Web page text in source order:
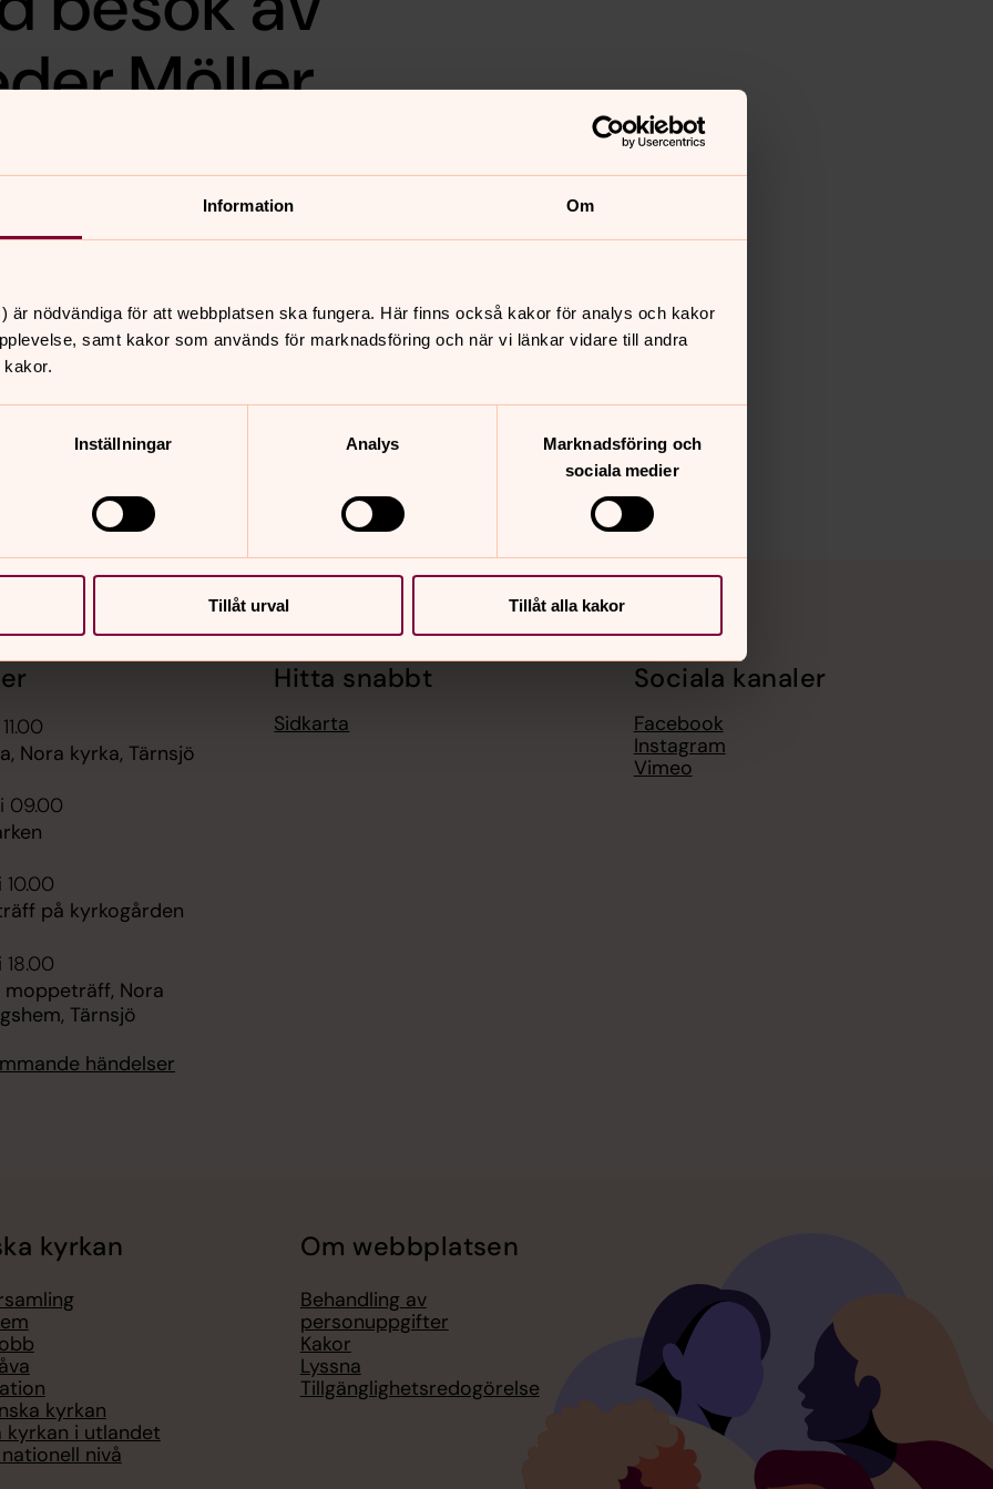
Information Om
är nödvändiga för att webbplatsen ska fungera. Här finns också kakor för analys och kakor
samt kakor som används för marknadsföring och när vi länkar vidare till andra
Inställningar Analys
Marknadsföring och
sociala medier
Tillåt urval Tillåt alla kakor
Möller
Vi äter soppa och
och Peder Möller som
mammor i Rwanda som
matlag. Välkommen!
Nora kyrka, Tärnsjö
09.00
10.00
på kyrkogården
18.00
Nora
Tärnsjö
händelser
Hitta snabbt
Sidkarta
Sociala kanaler
Facebook
Instagram
Vimeo
kyrkan
kyrkan
kyrkan i utlandet
nivå
Om webbplatsen
Behandling av
personuppgifter
Kakor
Lyssna
Tillgänglighetsredogörelse